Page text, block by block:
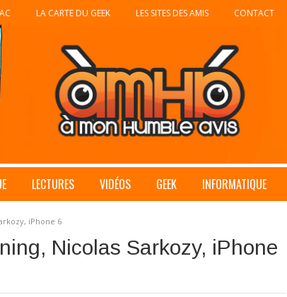
LA CARTE DU GEEK LES SITES DES AMIS CONTACT
LECTURES VIDÉOS GEEK INFORMATIQUE
iPhone 6
Nicolas Sarkozy, iPhone